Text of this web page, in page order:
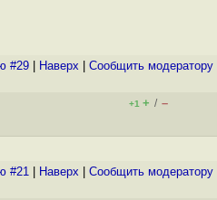
#29 Наверх Cообщить модератору
+1 + / –
#21 Наверх Cообщить модератору